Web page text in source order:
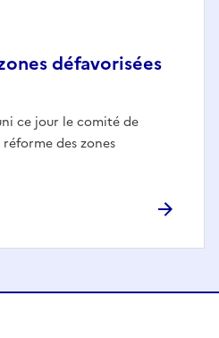
défavorisées
ce jour le comité de
des zones